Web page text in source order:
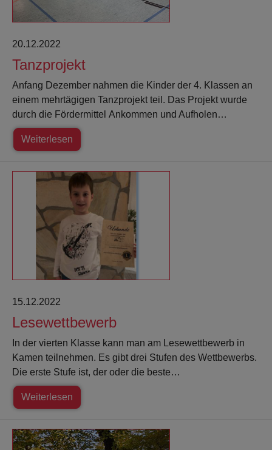
20.12.2022
Tanzprojekt
Anfang Dezember nahmen die Kinder der 4. Klassen an
einem mehrtägigen Tanzprojekt teil. Das Projekt wurde
durch die Fördermittel Ankommen und Aufholen…
Weiterlesen
15.12.2022
Lesewettbewerb
In der vierten Klasse kann man am Lesewettbewerb in
Kamen teilnehmen. Es gibt drei Stufen des Wettbewerbs.
Die erste Stufe ist, der oder die beste…
Weiterlesen